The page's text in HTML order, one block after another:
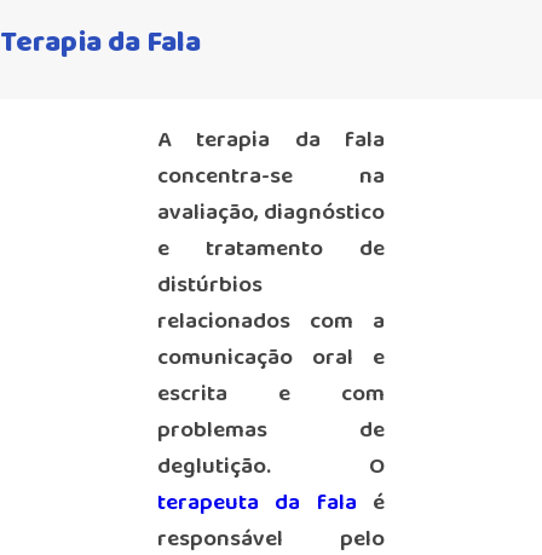
Terapia da Fala
A terapia da fala
concentra-se na
avaliação, diagnóstico
e tratamento de
distúrbios
relacionados com a
comunicação oral e
escrita e com
problemas de
deglutição. O
terapeuta da fala é
responsável pelo